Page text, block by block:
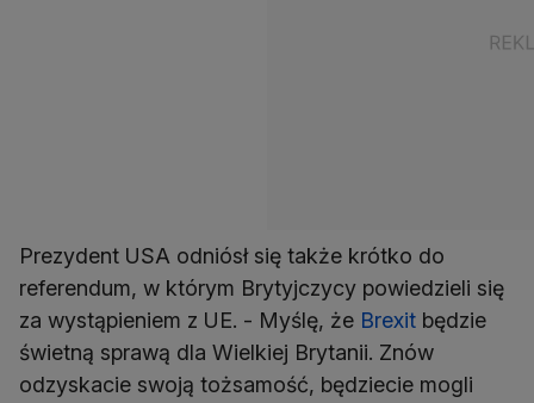
Prezydent USA odniósł się także krótko do
referendum, w którym Brytyjczycy powiedzieli się
za wystąpieniem z UE. - Myślę, że Brexit będzie
świetną sprawą dla Wielkiej Brytanii. Znów
odzyskacie swoją tożsamość, będziecie mogli